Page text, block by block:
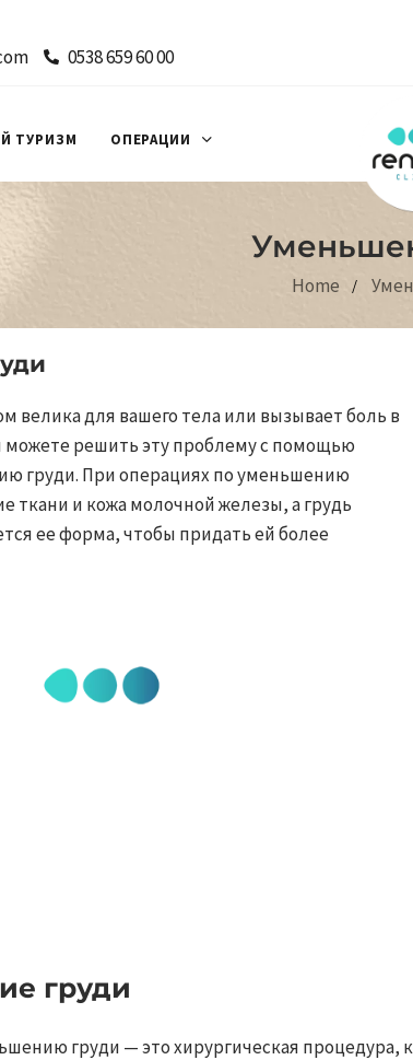
0538 659 60 00
ТУРИЗМ ОПЕРАЦИИ
Home
велика для вашего тела или вызывает боль в
можете решить эту проблему с помощью
груди. При операциях по уменьшению
ткани и кожа молочной железы, а грудь
ее форма, чтобы придать ей более
груди
груди — это хирургическая процедура,